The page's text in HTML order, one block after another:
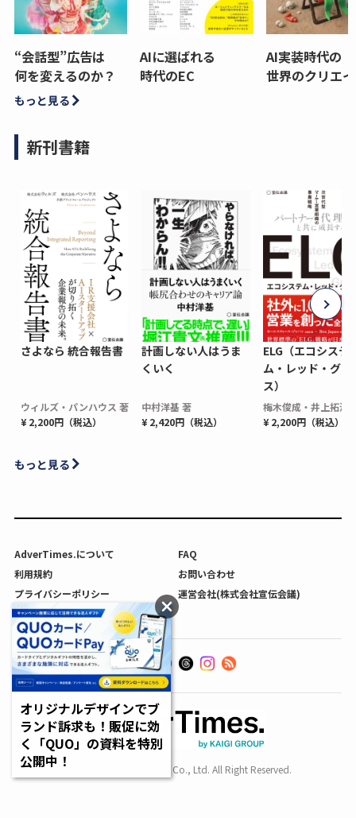
“会話型”広告は
何を変えるのか？
AIに選ばれる
時代のEC
AI実装時代の
世界のクリエ
もっと見る
新刊書籍
さよなら 統合報告書
ウィルズ・パンハウス 著
¥ 2,200円（税込）
計画しない人はうま
くいく
中村洋基 著
¥ 2,420円（税込）
ELG（エコシステ
ム・レッド・グロ
ス）
梅木俊成・井上拓海
¥ 2,200円（税込）
もっと見る
AdverTimes.について
FAQ
利用規約
お問い合わせ
プライバシーポリシー
運営会社(株式会社宣伝会議)
利用者情報の外部送信について
Copyright SENDENKAIGI Co., Ltd. All Right Reserved.
オリジナルデザインでブ
ランド訴求も！販促に効
く「QUO」の資料を特別
公開中！